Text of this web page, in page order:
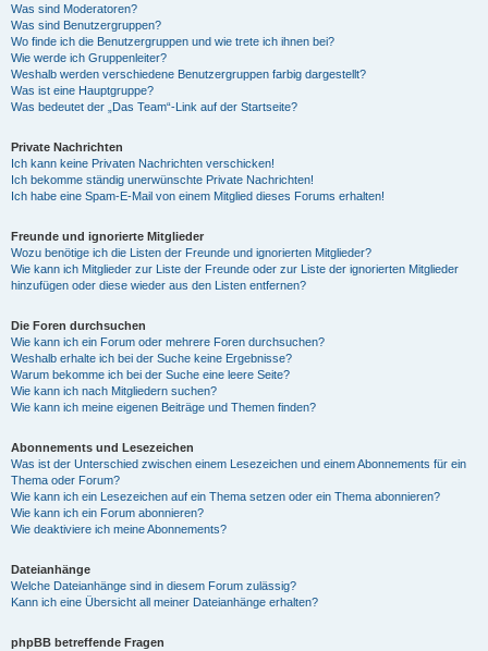
Was sind Moderatoren?
Was sind Benutzergruppen?
Wo finde ich die Benutzergruppen und wie trete ich ihnen bei?
Wie werde ich Gruppenleiter?
Weshalb werden verschiedene Benutzergruppen farbig dargestellt?
Was ist eine Hauptgruppe?
Was bedeutet der „Das Team“-Link auf der Startseite?
Private Nachrichten
Ich kann keine Privaten Nachrichten verschicken!
Ich bekomme ständig unerwünschte Private Nachrichten!
Ich habe eine Spam-E-Mail von einem Mitglied dieses Forums erhalten!
Freunde und ignorierte Mitglieder
Wozu benötige ich die Listen der Freunde und ignorierten Mitglieder?
Wie kann ich Mitglieder zur Liste der Freunde oder zur Liste der ignorierten Mitglieder
hinzufügen oder diese wieder aus den Listen entfernen?
Die Foren durchsuchen
Wie kann ich ein Forum oder mehrere Foren durchsuchen?
Weshalb erhalte ich bei der Suche keine Ergebnisse?
Warum bekomme ich bei der Suche eine leere Seite?
Wie kann ich nach Mitgliedern suchen?
Wie kann ich meine eigenen Beiträge und Themen finden?
Abonnements und Lesezeichen
Was ist der Unterschied zwischen einem Lesezeichen und einem Abonnements für ein
Thema oder Forum?
Wie kann ich ein Lesezeichen auf ein Thema setzen oder ein Thema abonnieren?
Wie kann ich ein Forum abonnieren?
Wie deaktiviere ich meine Abonnements?
Dateianhänge
Welche Dateianhänge sind in diesem Forum zulässig?
Kann ich eine Übersicht all meiner Dateianhänge erhalten?
phpBB betreffende Fragen